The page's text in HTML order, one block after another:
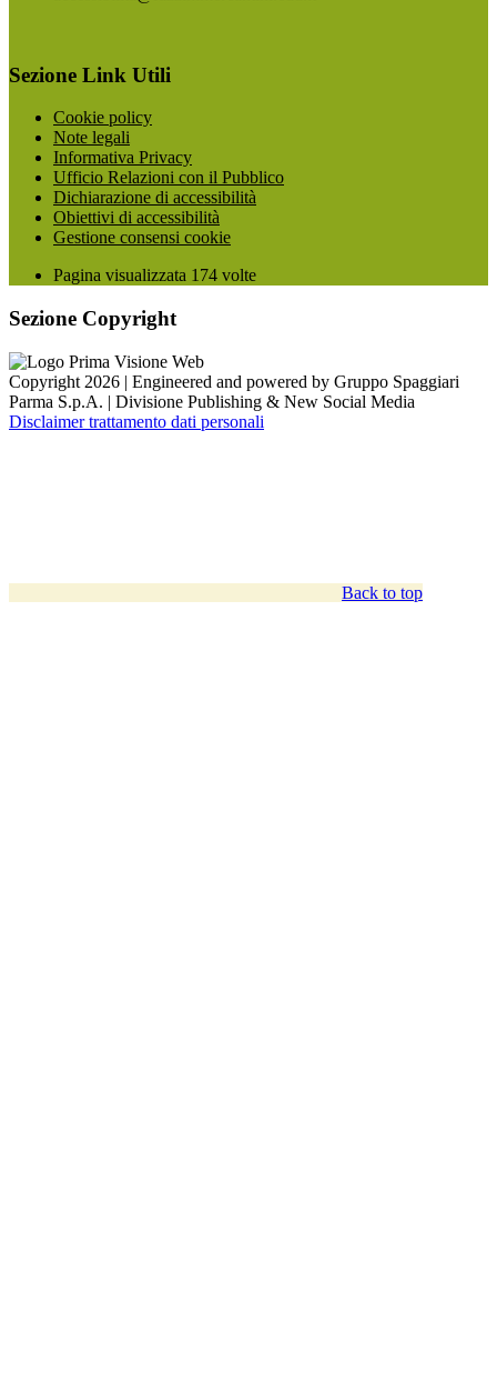
Sezione Link Utili
Cookie policy
Note legali
Informativa Privacy
Ufficio Relazioni con il Pubblico
Dichiarazione di accessibilità
Obiettivi di accessibilità
Gestione consensi cookie
Pagina visualizzata 174 volte
Sezione Copyright
Copyright 2026 | Engineered and powered by Gruppo Spaggiari
Parma S.p.A. | Divisione Publishing & New Social Media
Disclaimer trattamento dati personali
Back to top